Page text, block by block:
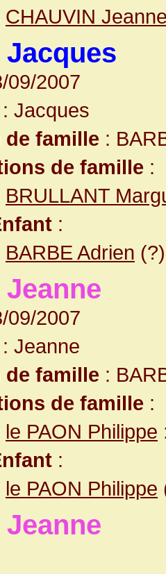
CHAUVIN
09/2007
: Jacques
de famille :
de famille :
BRULLANT
:
BARBE Adrien (?)
09/2007
: Jeanne
de famille :
de famille :
le PAON Philippe
:
le PAON Philippe